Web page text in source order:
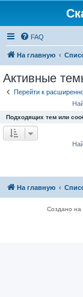
FAQ
На главную
Активные
Перейти к
Подходящих тем или
На главную
Создано на